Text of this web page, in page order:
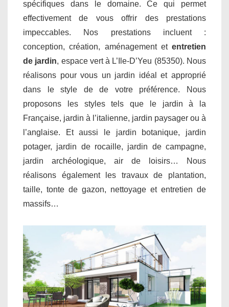
spécifiques dans le domaine. Ce qui permet
effectivement de vous offrir des prestations
impeccables. Nos prestations incluent :
conception, création, aménagement et entretien
de jardin, espace vert à L’Ile-D’Yeu (85350). Nous
réalisons pour vous un jardin idéal et approprié
dans le style de de votre préférence. Nous
proposons les styles tels que le jardin à la
Française, jardin à l’italienne, jardin paysager ou à
l’anglaise. Et aussi le jardin botanique, jardin
potager, jardin de rocaille, jardin de campagne,
jardin archéologique, air de loisirs… Nous
réalisons également les travaux de plantation,
taille, tonte de gazon, nettoyage et entretien de
massifs…